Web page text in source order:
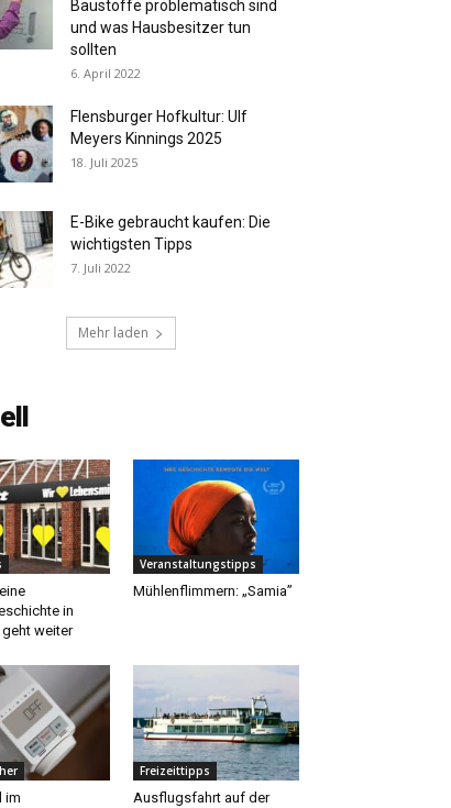
Baustoffe problematisch sind
und was Hausbesitzer tun
sollten
6. April 2022
Flensburger Hofkultur: Ulf
Meyers Kinnings 2025
18. Juli 2025
E-Bike gebraucht kaufen: Die
wichtigsten Tipps
7. Juli 2022
Mehr laden
in
weiter
Veranstaltungstipps
Mühlenflimmern: „Samia”
im
Freizeittipps
Ausflugsfahrt auf der